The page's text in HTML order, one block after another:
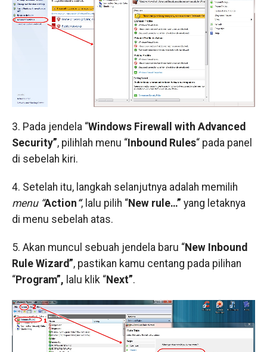
3. Pada jendela “Windows Firewall with Advanced
Security”, pilihlah menu “Inbound Rules“ pada panel
di sebelah kiri.
4. Setelah itu, langkah selanjutnya adalah memilih
menu “Action “, lalu pilih “New rule…” yang letaknya
di menu sebelah atas.
5. Akan muncul sebuah jendela baru “New Inbound
Rule Wizard”, pastikan kamu centang pada pilihan
“Program”, lalu klik “Next”.